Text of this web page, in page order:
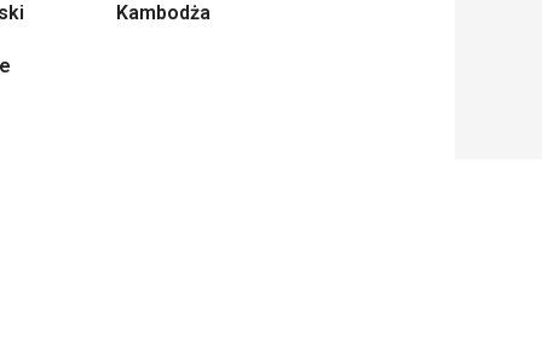
Kambodża